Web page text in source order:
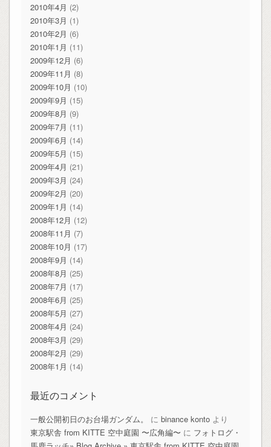
2010年4月 (2)
2010年3月 (1)
2010年2月 (6)
2010年1月 (11)
2009年12月 (6)
2009年11月 (8)
2009年10月 (10)
2009年9月 (15)
2009年8月 (9)
2009年7月 (11)
2009年6月 (14)
2009年5月 (15)
2009年4月 (21)
2009年3月 (24)
2009年2月 (20)
2009年1月 (14)
2008年12月 (12)
2008年11月 (7)
2008年10月 (17)
2008年9月 (14)
2008年8月 (25)
2008年7月 (17)
2008年6月 (25)
2008年5月 (27)
2008年4月 (24)
2008年3月 (29)
2008年2月 (29)
2008年1月 (14)
最近のコメント
一般公開初日のお台場ガンダム。 に binance kontoより
東京駅舎 from KITTE 空中庭園 〜広角編〜 に フォトログ・